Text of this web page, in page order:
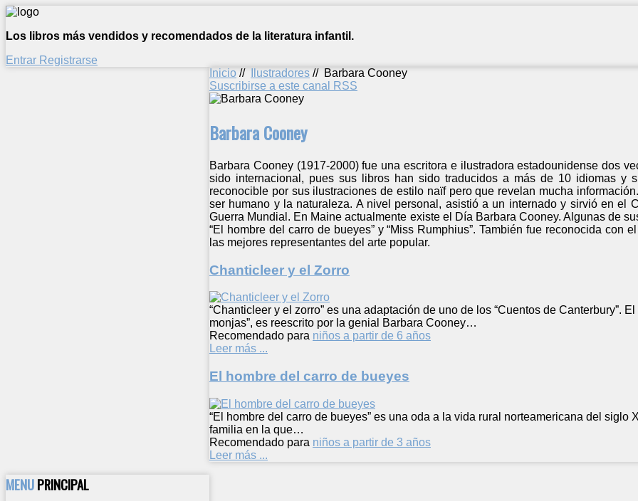
Los libros más vendidos y recomendados de la literatura infantil.
Entrar Registrarse
Inicio // Ilustradores // Barbara Cooney
Suscribirse a este canal RSS
Barbara Cooney
Barbara Cooney (1917-2000) fue una escritora e ilustradora estadounidense dos
sido internacional, pues sus libros han sido traducidos a más de 10 idiomas y
reconocible por sus ilustraciones de estilo naïf pero que revelan mucha
ser humano y la naturaleza. A nivel personal, asistió a un internado y sirvió en el
Guerra Mundial. En Maine actualmente existe el Día Barbara Cooney. Algunas de
“El hombre del carro de bueyes” y “Miss Rumphius”. También fue reconocida
las mejores representantes del arte popular.
Chanticleer y el Zorro
“Chanticleer y el zorro” es una adaptación de uno de los “Cuentos de Canterbury”.
monjas”, es reescrito por la genial Barbara Cooney…
Recomendado para niños a partir de 6 años
Leer más ...
El hombre del carro de bueyes
“El hombre del carro de bueyes” es una oda a la vida rural norteamericana del
familia en la que…
Recomendado para niños a partir de 3 años
Leer más ...
MENUPRINCIPAL